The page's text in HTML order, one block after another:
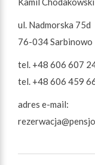
ul. Nadmorska 75d
76-034 Sarbinowo
tel. +48 606 607
tel. +48 606 459
adres e-mail: